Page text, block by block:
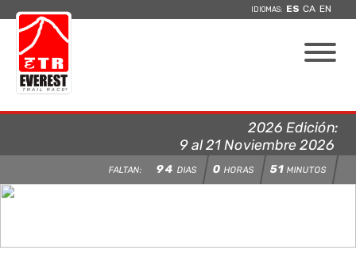
IDIOMAS: ES CA EN
2026 Edición:
9 al 21 Noviembre 2026
FALTAN: 94 DIAS 0 HORAS 51 MINUTOS